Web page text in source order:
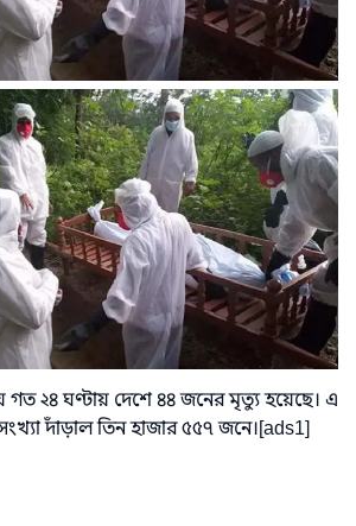
২৪ ঘণ্টায় দেশে ৪৪ জনের মৃত্যু হয়েছে। এ
দাঁড়াল তিন হাজার ৫৫৭ জনে।[ads1]